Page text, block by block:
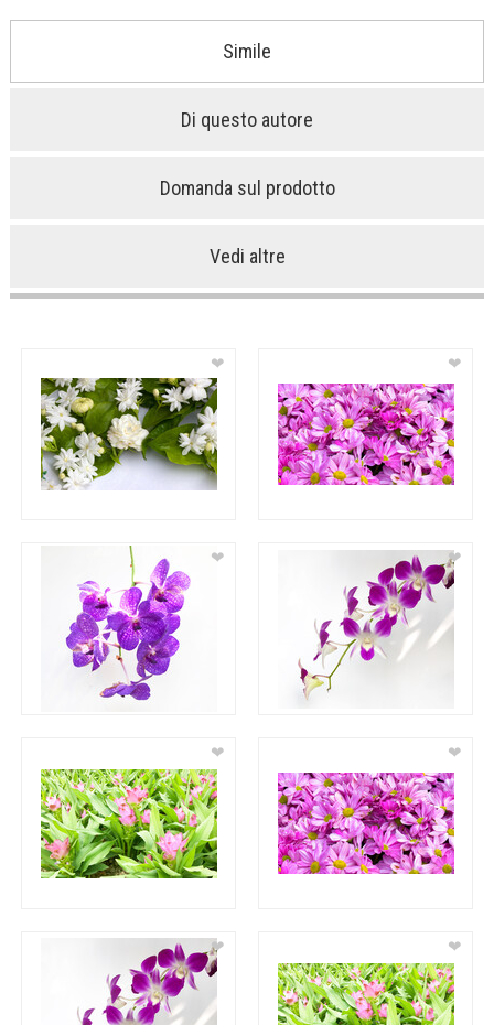
Simile
Di questo autore
Domanda sul prodotto
Vedi altre
❤ ❤
❤ ❤
❤ ❤
❤ ❤